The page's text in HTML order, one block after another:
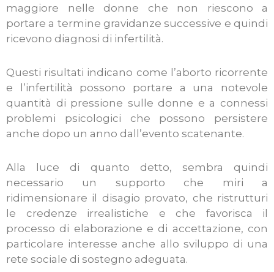
maggiore nelle donne che non riescono a
portare a termine gravidanze successive e quindi
ricevono diagnosi di infertilità.
Questi risultati indicano come l’aborto ricorrente
e l’infertilità possono portare a una notevole
quantità di pressione sulle donne e a connessi
problemi psicologici che possono persistere
anche dopo un anno dall’evento scatenante.
Alla luce di quanto detto, sembra quindi
necessario un supporto che miri a
ridimensionare il disagio provato, che ristrutturi
le credenze irrealistiche e che favorisca il
processo di elaborazione e di accettazione, con
particolare interesse anche allo sviluppo di una
rete sociale di sostegno adeguata.